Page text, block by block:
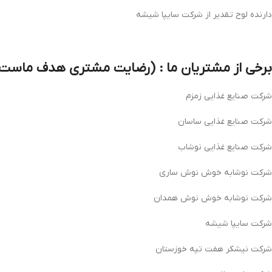
دارنده لوح تقدیر از شرکت سایپا شیشه
برخی از مشتریان ما : (رضایت مشتری هدف
شرکت صنایع غذایی زمزم
شرکت صنایع غذایی ساسان
شرکت صنایع غذایی نوشاب
شرکت نوشابه خوش نوش ساری
شرکت نوشابه خوش نوش همدان
شرکت سایپا شیشه
شرکت نیشکر هفت تپه خوزستان